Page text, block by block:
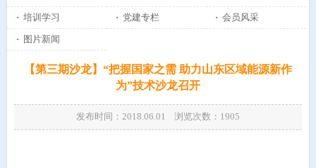
· 培训学习 · 党建专栏 · 会员风采
· 图片新闻
【第三期沙龙】“把握国家之需 助力山东区域能源新作
为”技术沙龙召开
发布时间：2018.06.01 浏览次数： 1905